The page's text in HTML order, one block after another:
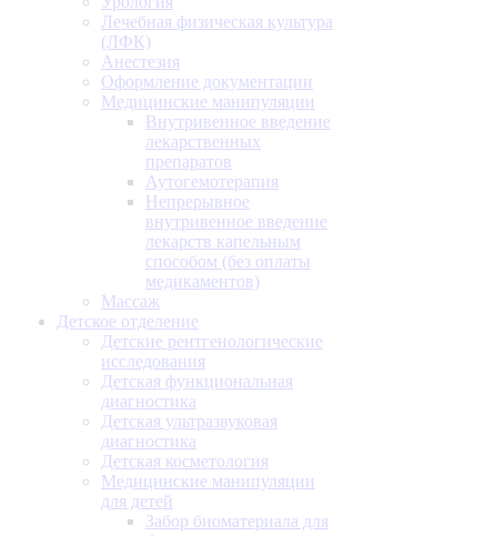
Лечебная физическая культура
(ЛФК)
Анестезия
Оформление документации
Медицинские манипуляции
Внутривенное введение
лекарственных
препаратов
Аутогемотерапия
Непрерывное
внутривенное введение
лекарств капельным
способом (без оплаты
медикаментов)
Массаж
Детское отделение
Детские рентгенологические
исследования
Детская функциональная
диагностика
Детская ультразвуковая
диагностика
Детская косметология
Медицинские манипуляции
для детей
Забор биоматериала для